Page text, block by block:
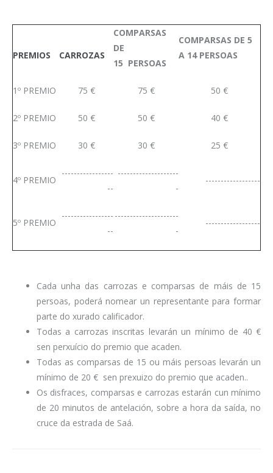
PREMIOS CARROZAS
COMPARSAS
DE
15 PERSOAS
COMPARSAS DE 5
A 14 PERSOAS
1º PREMIO 75 € 75 € 50 €
2º PREMIO 50 € 50 € 40 €
3º PREMIO 30 € 30 € 25 €
4º PREMIO
-----------------
--
--------------------
-
------------------
5º PREMIO
-----------------
--
---------------------
-
------------------
Cada unha das carrozas e comparsas de máis de 15
persoas, poderá nomear un representante para formar
parte do xurado calificador.
Todas a carrozas inscritas levarán un mínimo de 40 €
sen perxuício do premio que acaden.
Todas as comparsas de 15 ou máis persoas levarán un
mínimo de 20 € sen prexuizo do premio que acaden..
Os disfraces, comparsas e carrozas estarán cun mínimo
de 20 minutos de antelación, sobre a hora da saída, no
cruce da estrada de Saá.